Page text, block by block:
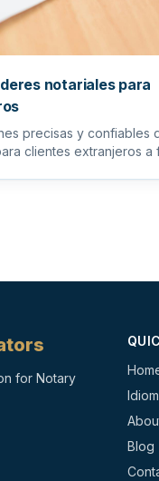
notariales para
precisas y confiables
clientes extranjeros a
for Notary
Blog